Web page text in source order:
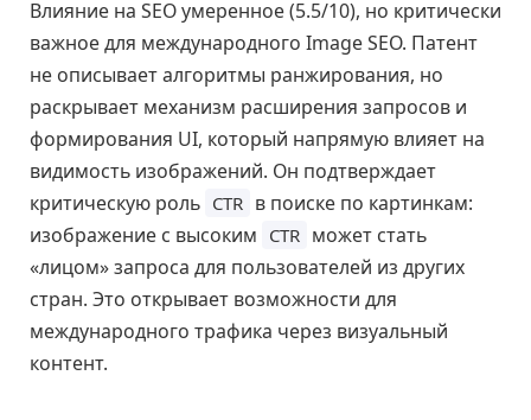
Влияние на SEO умеренное (5.5/10), но критически
важное для международного Image SEO. Патент
не описывает алгоритмы ранжирования, но
раскрывает механизм расширения запросов и
формирования UI, который напрямую влияет на
видимость изображений. Он подтверждает
критическую роль CTR в поиске по картинкам:
изображение с высоким CTR может стать
«лицом» запроса для пользователей из других
стран. Это открывает возможности для
международного трафика через визуальный
контент.